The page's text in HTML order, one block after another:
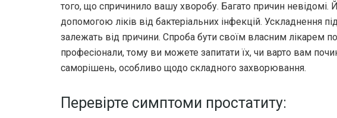
того, що спричинило вашу хворобу. Багато причин невідомі.
допомогою ліків від бактеріальних інфекцій. Ускладнення
залежать від причини. Спроба бути своїм власним лікарем
професіонали, тому ви можете запитати їх, чи варто вам
саморішень, особливо щодо складного захворювання.
Перевірте симптоми простатиту: